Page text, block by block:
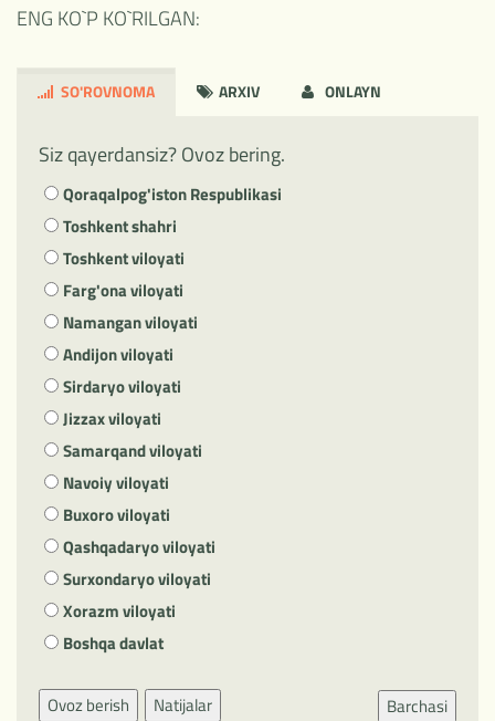
ENG KO`P KO`RILGAN:
SO'ROVNOMA ARXIV ONLAYN
Siz qayerdansiz? Ovoz bering.
Qoraqalpog'iston Respublikasi
Toshkent shahri
Toshkent viloyati
Farg'ona viloyati
Namangan viloyati
Andijon viloyati
Sirdaryo viloyati
Jizzax viloyati
Samarqand viloyati
Navoiy viloyati
Buxoro viloyati
Qashqadaryo viloyati
Surxondaryo viloyati
Xorazm viloyati
Boshqa davlat
Ovoz berish Natijalar Barchasi